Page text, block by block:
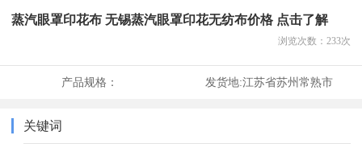
蒸汽眼罩印花布 无锡蒸汽眼罩印花无纺布价格 点击了解
浏览次数： 233次
产品规格： 发货地:江苏省苏州常熟市
关键词